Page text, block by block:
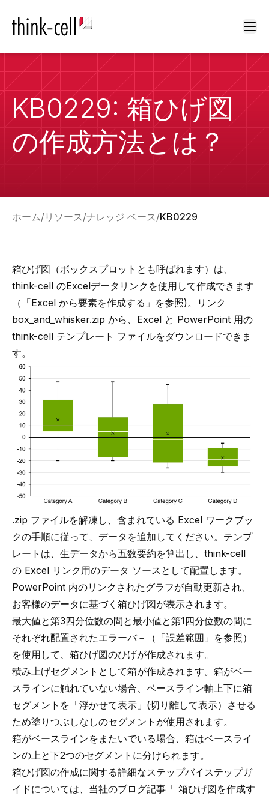
KB0229: 箱ひげ図
の作成方法とは？
ホーム リソース ナレッジ ベース KB0229
箱ひげ図（ボックスプロットとも呼ばれます）は、
think-cell のExcelデータリンクを使用して作成できます
（「Excel から要素を作成する 」を参照)。リンク
box_and_whisker.zip から、Excel と PowerPoint 用の
think-cell テンプレート ファイルをダウンロードできま
す。
.zip ファイルを解凍し、含まれている Excel ワークブッ
クの手順に従って、データを追加してください。テンプ
レートは、生データから五数要約を算出し、think-cell
の Excel リンク用のデータ ソースとして配置します。
PowerPoint 内のリンクされたグラフが自動更新され、
お客様のデータに基づく箱ひげ図が表示されます。
最大値と第3四分位数の間と最小値と第1四分位数の間に
それぞれ配置されたエラーバ－（「誤差範囲 」を参照）
を使用して、箱ひげ図のひげが作成されます。
積み上げセグメントとして箱が作成されます。箱がベー
スラインに触れていない場合、ベースライン軸上下に箱
セグメントを「浮かせて表示」(切り離して表示）させる
ため塗りつぶしなしのセグメントが使用されます。
箱がベースラインをまたいでいる場合、箱はベースライ
ンの上と下2つのセグメントに分けられます。
箱ひげ図の作成に関する詳細なステップバイステップガ
イドについては、当社のブログ記事「 箱ひげ図を作成す